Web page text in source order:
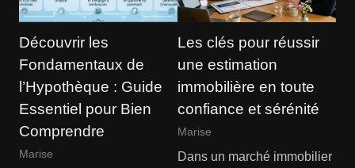
Découvrir les
Fondamentaux de
l’Hypothèque : Guide
Essentiel pour Bien
Comprendre
Marise
Les clés pour réussir
une estimation
immobilière en toute
confiance et sérénité
Marise
Dans un marché immobilier